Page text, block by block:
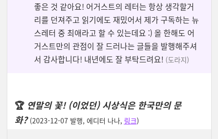
좋은 것 같아요! 어거스트의 레터는 항상 생각할거
리를 던져주고 읽기에도 재밌어서 제가 구독하는 뉴
스레터 중 최애라고 할 수 있는데요 :) 올 한해도 어
거스트만의 관점이 잘 드러나는 글들을 발행해주셔
서 감사합니다! 내년에도 잘 부탁드려요! (도라지)
🏆 연말의 꽃! (이었던) 시상식은 한국만의 문
화? (2023-12-07 발행, 에디터 나나, 링크)